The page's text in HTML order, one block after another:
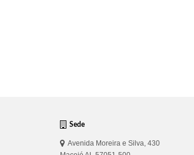
Sede
Avenida Moreira e Silva, 430